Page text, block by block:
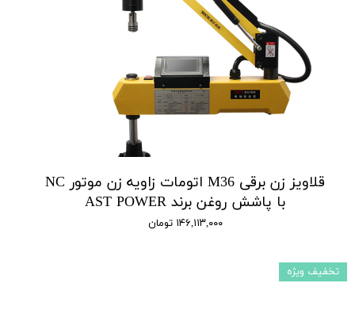
قلاویز زن برقی M36 اتومات زاویه زن موتور NC
با پاشش روغن برند AST POWER
۱۴۶,۱۱۳,۰۰۰ تومان
تخفیف ویژه